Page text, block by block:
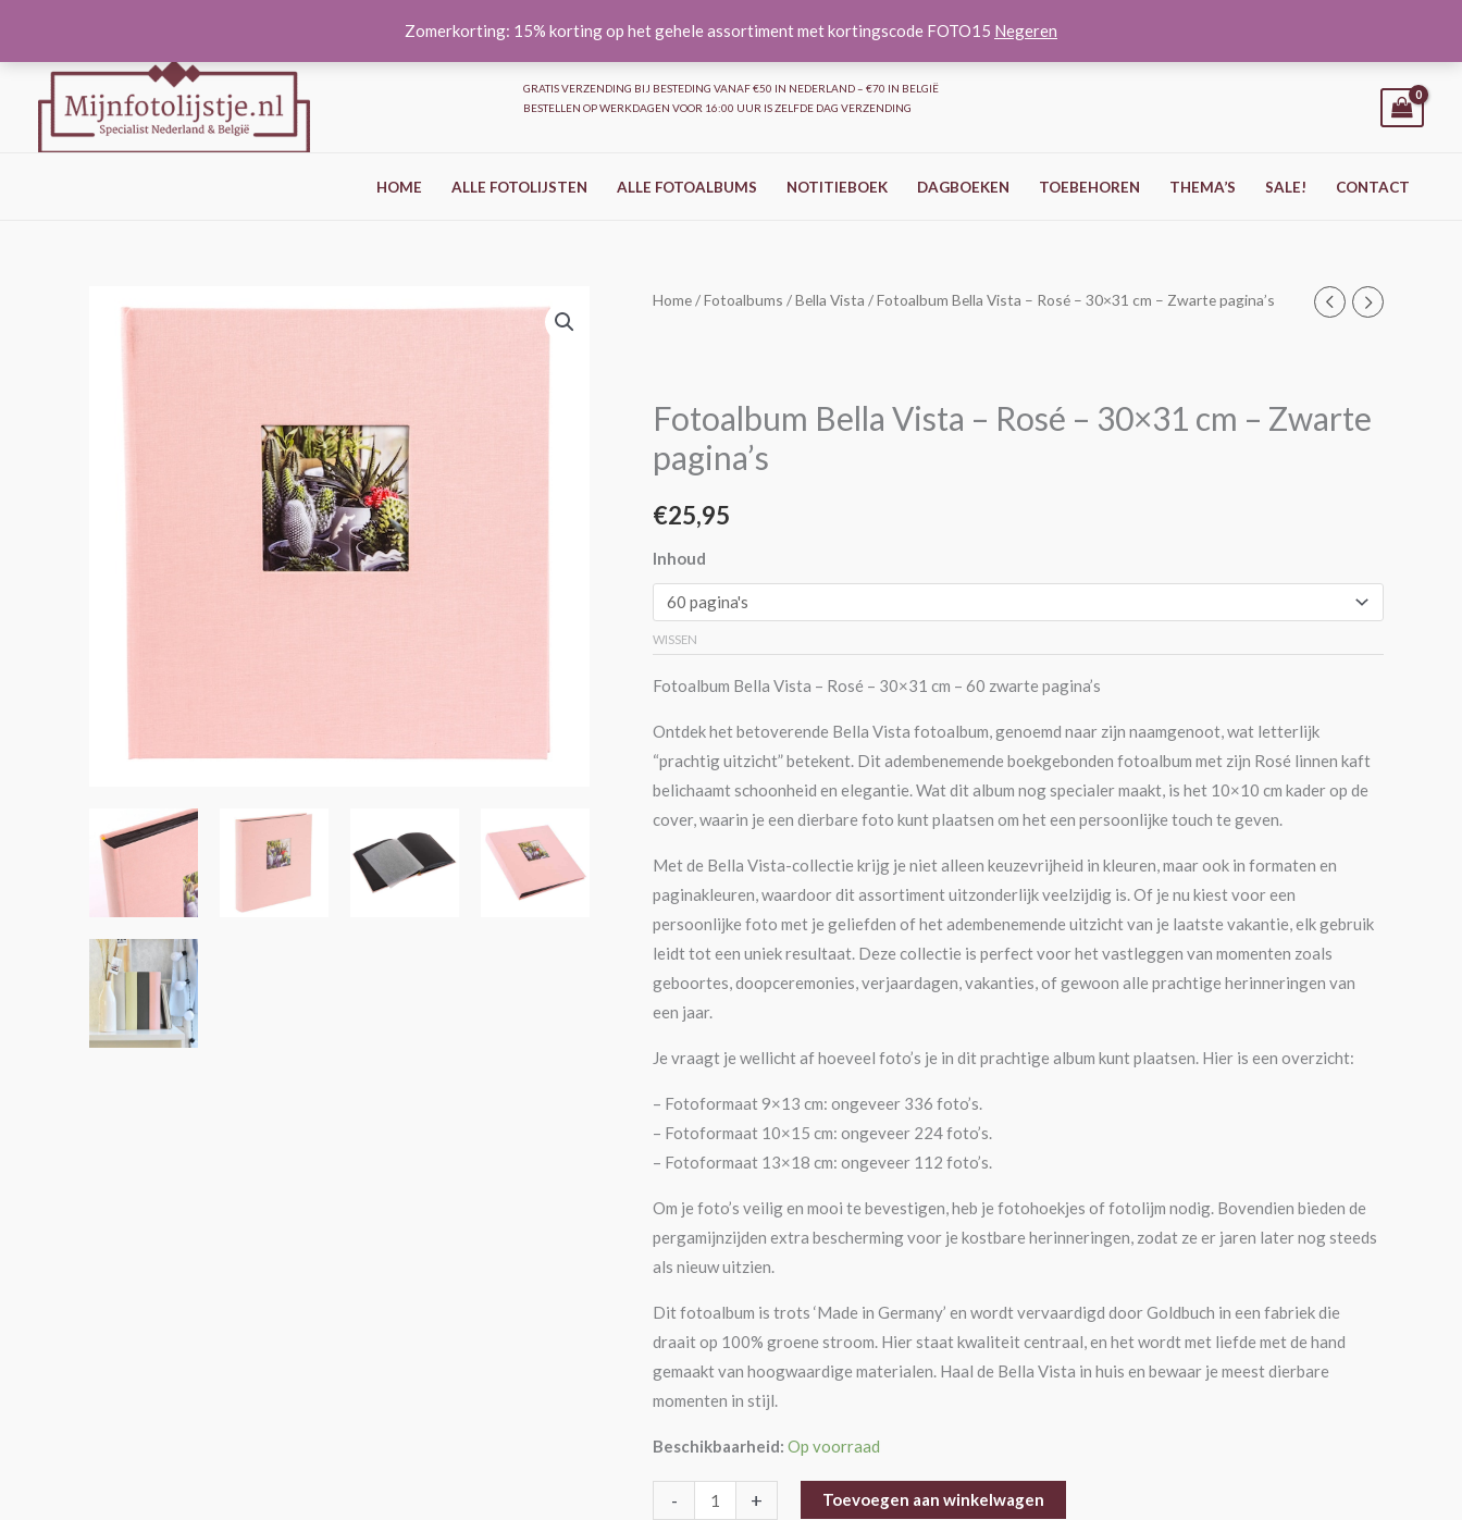
Zomerkorting: 15% korting op het gehele assortiment met kortingscode FOTO15 Negeren
inhoud
GRATIS VERZENDING BIJ BESTEDING VANAF €50 IN NEDERLAND – €70 IN BELGIË
BESTELLEN OP WERKDAGEN VOOR 16:00 UUR IS ZELFDE DAG VERZENDING
HOME ALLE FOTOLIJSTEN ALLE FOTOALBUMS NOTITIEBOEK DAGBOEKEN TOEBEHOREN THEMA’S SALE! CONTACT
Home/Fotoalbums /Bella Vista / Fotoalbum Bella Vista – Rosé – 30×31 cm – Zwarte pagina’s
Fotoalbum Bella Vista – Rosé – 30×31 cm – Zwarte
pagina’s
€25,95
Inhoud
WISSEN
Fotoalbum Bella Vista – Rosé – 30×31 cm – 60 zwarte pagina’s
Ontdek het betoverende Bella Vista fotoalbum, genoemd naar zijn naamgenoot, wat letterlijk
“prachtig uitzicht” betekent. Dit adembenemende boekgebonden fotoalbum met zijn Rosé linnen kaft
belichaamt schoonheid en elegantie. Wat dit album nog specialer maakt, is het 10×10 cm kader op de
cover, waarin je een dierbare foto kunt plaatsen om het een persoonlijke touch te geven.
Met de Bella Vista-collectie krijg je niet alleen keuzevrijheid in kleuren, maar ook in formaten en
paginakleuren, waardoor dit assortiment uitzonderlijk veelzijdig is. Of je nu kiest voor een
persoonlijke foto met je geliefden of het adembenemende uitzicht van je laatste vakantie, elk gebruik
leidt tot een uniek resultaat. Deze collectie is perfect voor het vastleggen van momenten zoals
geboortes, doopceremonies, verjaardagen, vakanties, of gewoon alle prachtige herinneringen van
een jaar.
Je vraagt je wellicht af hoeveel foto’s je in dit prachtige album kunt plaatsen. Hier is een overzicht:
– Fotoformaat 9×13 cm: ongeveer 336 foto’s.
– Fotoformaat 10×15 cm: ongeveer 224 foto’s.
– Fotoformaat 13×18 cm: ongeveer 112 foto’s.
Om je foto’s veilig en mooi te bevestigen, heb je fotohoekjes of fotolijm nodig. Bovendien bieden de
pergamijnzijden extra bescherming voor je kostbare herinneringen, zodat ze er jaren later nog steeds
als nieuw uitzien.
Dit fotoalbum is trots ‘Made in Germany’ en wordt vervaardigd door Goldbuch in een fabriek die
draait op 100% groene stroom. Hier staat kwaliteit centraal, en het wordt met liefde met de hand
gemaakt van hoogwaardige materialen. Haal de Bella Vista in huis en bewaar je meest dierbare
momenten in stijl.
Beschikbaarheid: Op voorraad
-
Fotoalbum
Rosé
30x31
cm
Zwarte
pagina's
aantal
+ Toevoegen aan winkelwagen